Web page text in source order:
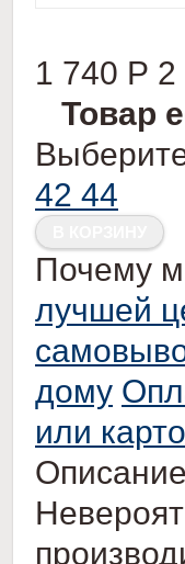
1 740 Р 2
Товар
42 44
Почему
лучшей
дому
или
Описание